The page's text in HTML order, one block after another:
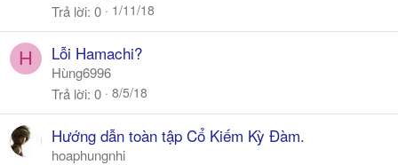
Trả lời 0 1/11/18
H Lỗi Hamachi?
Hùng6996
Trả lời 0 8/5/18
Hướng dẫn toàn tập Cổ Kiếm Kỳ Đàm.
hoaphungnhi